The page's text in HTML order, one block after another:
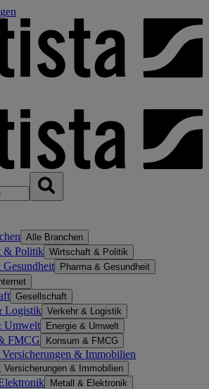
Alle Branchen
& Politik Wirtschaft & Politik
Gesundheit Pharma & Gesundheit
Gesellschaft
Logistik Verkehr & Logistik
Umwelt Energie & Umwelt
FMCG Konsum & FMCG
Versicherungen & Immobilien
Versicherungen & Immobilien
Metall & Elektronik